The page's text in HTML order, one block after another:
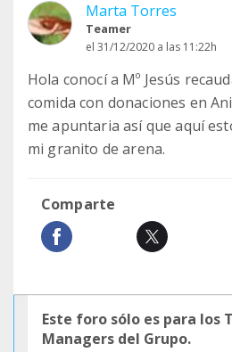
Marta Torres
Teamer
el 31/12/2020 a las 11:22h
Hola conocí a Mº Jesús
comida con donaciones en
me apuntaria así que aquí
mi granito de arena.
Comparte
Este foro sólo es para los
Managers del Grupo.